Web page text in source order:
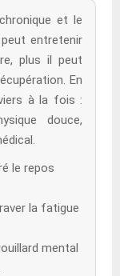
et le
entretenir
plus il peut
En
à la fois :
douce,
le repos
la fatigue
mental